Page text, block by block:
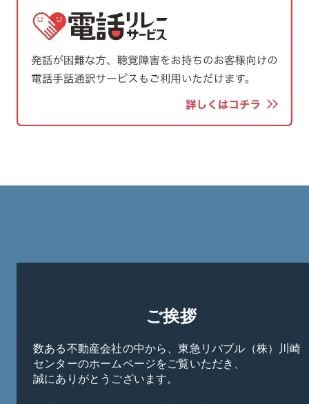
ご挨拶
数ある不動産会社の中から、東急リバブル（株）川崎
センターのホームページをご覧いただき、
誠にありがとうございます。